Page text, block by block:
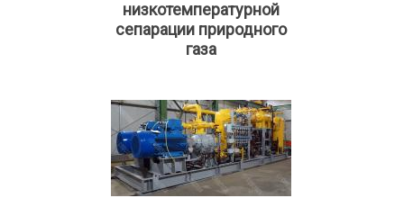
низкотемпературной
сепарации природного
газа